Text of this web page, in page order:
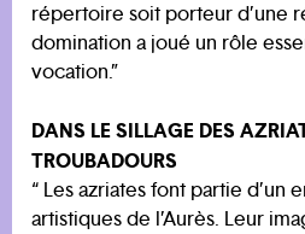
répertoire soit porteur d’une
domination a joué un rôle
vocation.”
DANS LE SILLAGE DES
TROUBADOURS
“ Les azriates font partie d’un
artistiques de l’Aurès. Leur